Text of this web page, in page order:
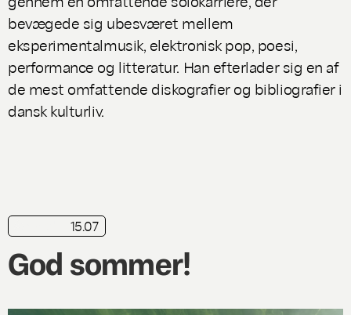
bevægede sig ubesværet mellem
eksperimentalmusik, elektronisk pop, poesi,
performance og litteratur. Han efterlader sig en af
de mest omfattende diskografier og bibliografier i
dansk kulturliv.
15.07
God sommer!